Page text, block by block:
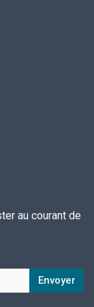
au courant de